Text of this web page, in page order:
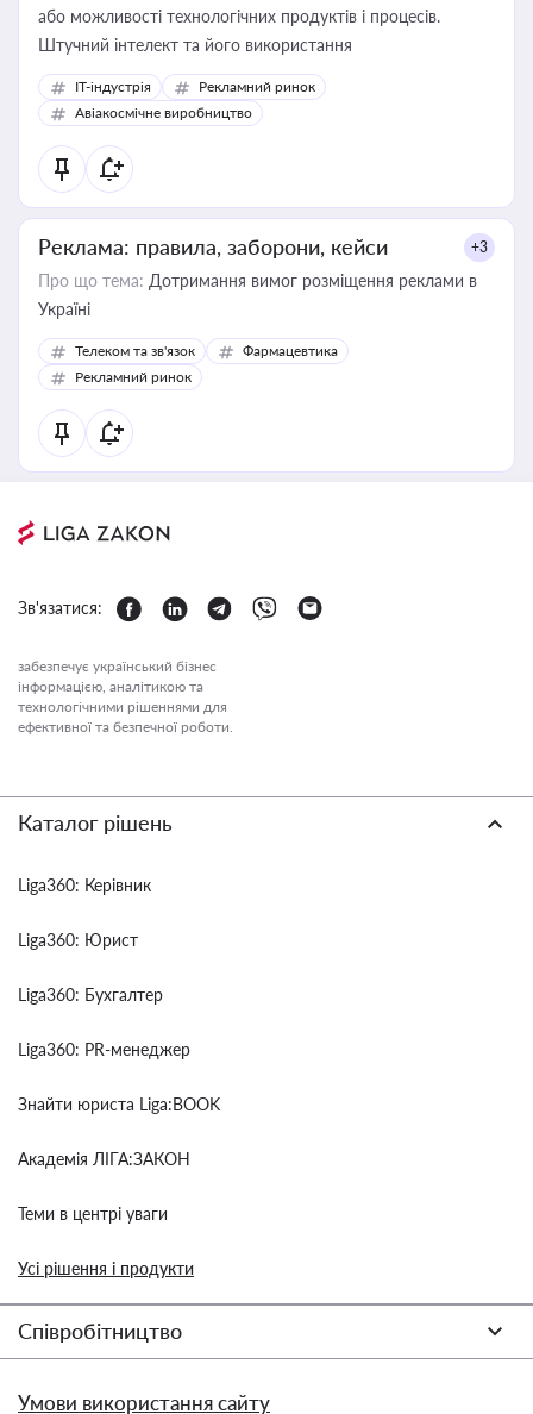
або можливості технологічних продуктів і процесів.
Штучний інтелект та його використання
IT-індустрія
Рекламний ринок
Авіакосмічне виробництво
Реклама: правила, заборони, кейси +3
Про що тема: Дотримання вимог розміщення реклами в
Україні
Телеком та зв'язок
Фармацевтика
Рекламний ринок
Зв'язатися:
забезпечує український бізнес
інформацією, аналітикою та
технологічними рішеннями для
ефективної та безпечної роботи.
Каталог рішень
Liga360: Керівник
Liga360: Юрист
Liga360: Бухгалтер
Liga360: PR-менеджер
Знайти юриста Liga:BOOK
Академія ЛІГА:ЗАКОН
Теми в центрі уваги
Усі рішення і продукти
Співробітництво
Умови використання сайту